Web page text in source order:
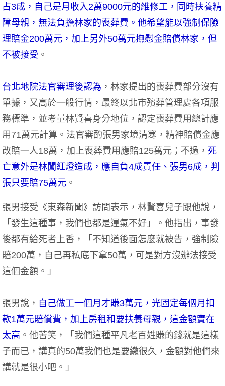
占3成，自己是月收入2萬9000元的維修工，同時扶養精
障母親，無法負擔林家的喪葬費。他希望能以強制保險
理賠金200萬元，加上另外50萬元撫慰金賠償林家，但
不被接受 。
台北地院法官審理後認為 ，林家提出的喪葬費部分沒有
單據，又高於一般行情，最終以北市殯葬管理處各項服
務標準，並考量林賢喜身分地位，認定喪葬費用總計應
用71萬元計算。法官審酌張男家境清寒，精神賠償金應
改賠一人18萬，加上喪葬費用應賠125萬元；不過，死
亡意外是林闖紅燈造成，應自負4成責任、張男6成，判
張只要賠75萬元 。
張男接受《東森新聞》訪問表示，林賢喜兒子跟他說，
「發生這種事，我們也都是運氣不好」。他指出，事發
後都有給死者上香，「不知道後面怎麼就被告，強制險
賠200萬，自己再私底下拿50萬，可是對方沒辦法接受
這個金額。」
張男說， 自己做工一個月才賺3萬元，光固定每個月扣
款1萬元賠償費，加上房租和要扶養母親，這金額實在
太高 。他苦笑，「我們這種平凡老百姓賺的錢就是這樣
子而已，講真的50萬我們也是要繳很久，金額對他們來
講就是很小吧。」